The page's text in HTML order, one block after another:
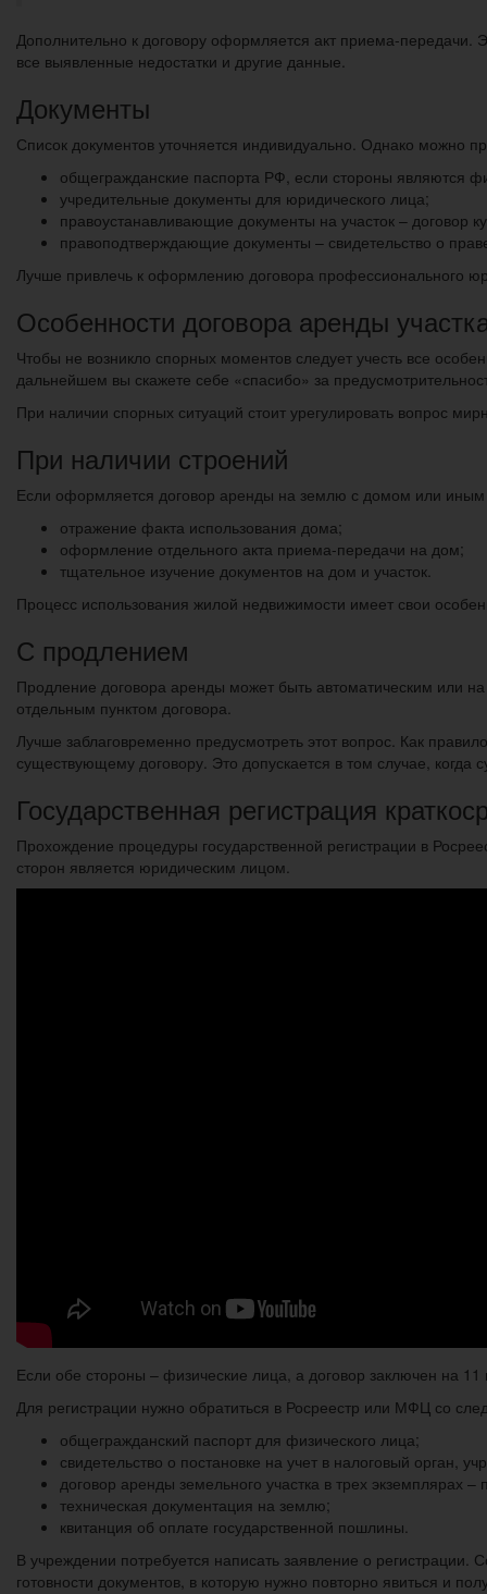
Дополнительно к договору оформляется акт приема-передачи.
все выявленные недостатки и другие данные.
Документы
Список документов уточняется индивидуально. Однако можно
общегражданские паспорта РФ, если стороны являются
учредительные документы для юридического лица;
правоустанавливающие документы на участок – договор
правоподтверждающие документы – свидетельство о
Лучше привлечь к оформлению договора профессионального
Особенности договора аренды
Чтобы не возникло спорных моментов следует учесть все
дальнейшем вы скажете себе «спасибо» за
При наличии спорных ситуаций стоит урегулировать вопрос
При наличии строений
Если оформляется договор аренды на землю с домом или
отражение факта использования дома;
оформление отдельного акта приема-передачи на дом;
тщательное изучение документов на дом и участок.
Процесс использования жилой недвижимости имеет свои
С продлением
Продление договора аренды может быть автоматическим или
отдельным пунктом договора.
Лучше заблаговременно предусмотреть этот вопрос. Как
существующему договору. Это допускается в том случае, когда
Государственная регистрация
Прохождение процедуры государственной регистрации в
сторон является юридическим лицом.
Если обе стороны – физические лица, а договор заключен на
Для регистрации нужно обратиться в Росреестр или МФЦ со
общегражданский паспорт для физического лица;
свидетельство о постановке на учет в налоговый орган,
договор аренды земельного участка в трех экземплярах
техническая документация на землю;
квитанция об оплате государственной пошлины.
В учреждении потребуется написать заявление о
готовности документов, в которую нужно повторно явиться и